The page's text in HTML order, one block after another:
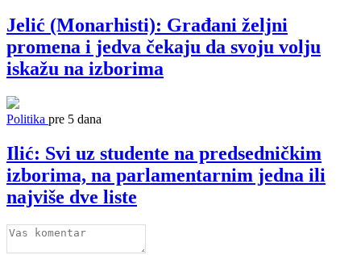
Jelić (Monarhisti): Građani željni
promena i jedva čekaju da svoju volju
iskažu na izborima
Politika pre 5 dana
Ilić: Svi uz studente na predsedničkim
izborima, na parlamentarnim jedna ili
najviše dve liste